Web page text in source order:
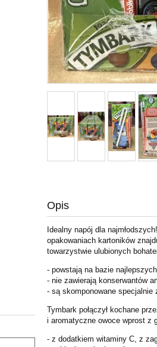
Opis
Idealny napój dla
opakowaniach kartoników
towarzystwie ulubionych
- powstają na bazie
- nie zawierają konserwantów
- są skomponowane specjalnie
Tymbark połączył kochane
i aromatyczne owoce wprost z
- z dodatkiem witaminy C, z